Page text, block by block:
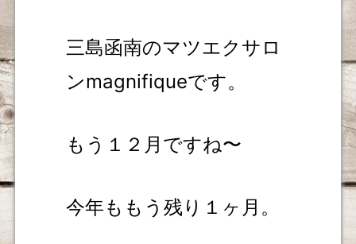
三島函南のマツエクサロ
ンmagnifiqueです。
もう１２月ですね〜
今年ももう残り１ヶ月。